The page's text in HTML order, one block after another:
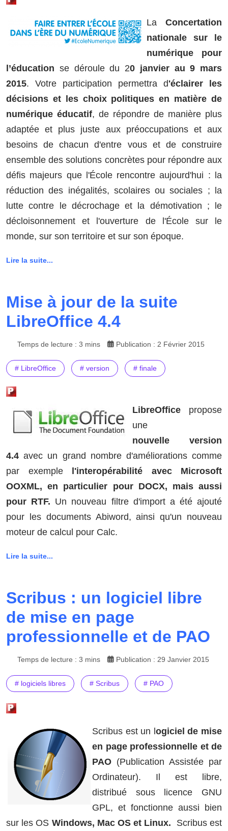
La Concertation
nationale sur le
numérique pour
l’éducation se déroule du 20 janvier au 9 mars
2015. Votre participation permettra d'éclairer les
décisions et les choix politiques en matière de
numérique éducatif, de répondre de manière plus
adaptée et plus juste aux préoccupations et aux
besoins de chacun d'entre vous et de construire
ensemble des solutions concrètes pour répondre aux
défis majeurs que l'École rencontre aujourd'hui : la
réduction des inégalités, scolaires ou sociales ; la
lutte contre le décrochage et la démotivation ; le
décloisonnement et l'ouverture de l'École sur le
monde, sur son territoire et sur son époque.
Lire la suite...
Mise à jour de la suite
LibreOffice 4.4
Temps de lecture : 3 mins Publication : 2 Février 2015
# LibreOffice # version # finale
LibreOffice propose
une
nouvelle version
4.4avec un grand nombre d'améliorations comme
par exemple
l'interopérabilité avec Microsoft
OOXML, en particulier pour DOCX, mais aussi
pour RTF. Un nouveau filtre d'import a été ajouté
pour les documents Abiword, ainsi qu'un nouveau
moteur de calcul pour Calc.
Lire la suite...
Scribus : un logiciel libre
de mise en page
professionnelle et de PAO
Temps de lecture : 3 mins Publication : 29 Janvier 2015
# logiciels libres # Scribus # PAO
Scribus est un logiciel de mise
en page professionnelle et de
PAO (Publication Assistée par
Ordinateur). Il est libre,
distribué sous licence GNU
GPL, et fonctionne aussi bien
sur les OS Windows, Mac OS et Linux. Scribus est